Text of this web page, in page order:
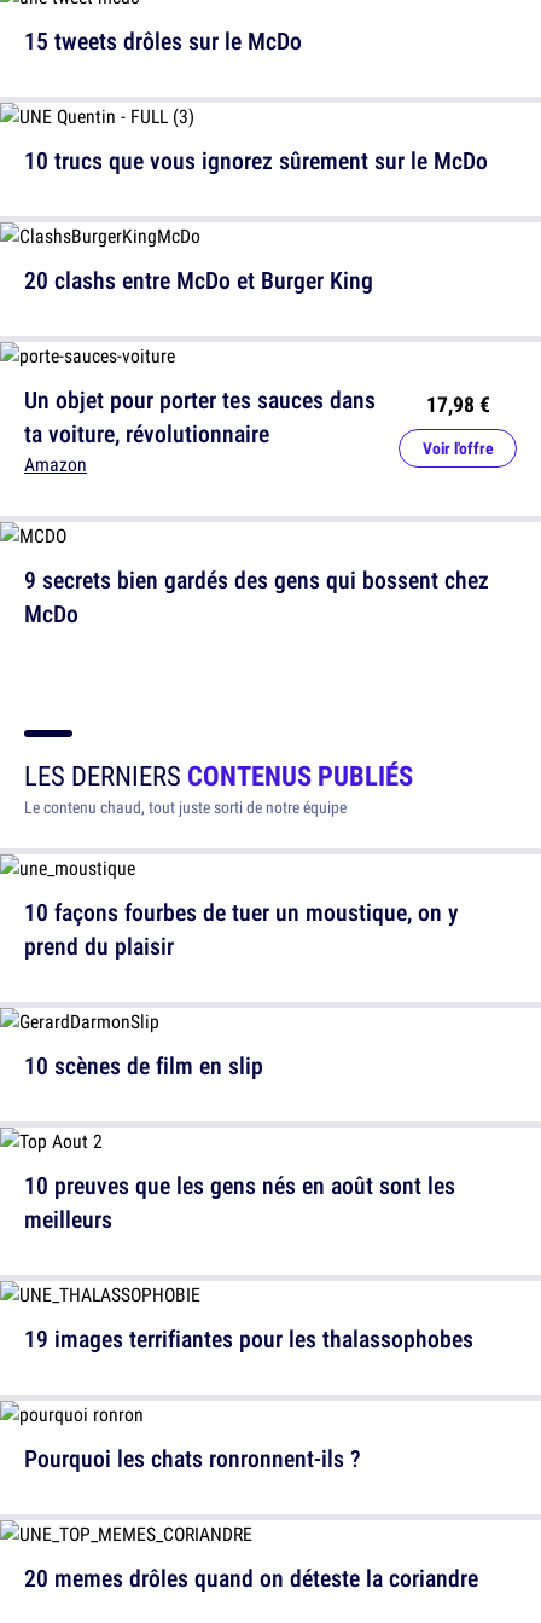
15 tweets drôles sur le McDo
10 trucs que vous ignorez sûrement sur le McDo
Un objet pour porter tes sauces dans
ta voiture, révolutionnaire
Amazon
17,98 €
Voir l'offre
20 clashs entre McDo et Burger King
9 secrets bien gardés des gens qui bossent chez
McDo
LES DERNIERS CONTENUS PUBLIÉS
Le contenu chaud, tout juste sorti de notre équipe
10 façons fourbes de tuer un moustique, on y
prend du plaisir
10 preuves que les gens nés en août sont les
meilleurs
Pourquoi les chats ronronnent-ils ?
10 scènes de film en slip
19 images terrifiantes pour les thalassophobes
20 memes drôles quand on déteste la coriandre